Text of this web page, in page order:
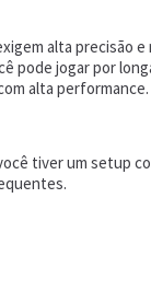
alta precisão
pode jogar por
alta performance.
tiver um setup